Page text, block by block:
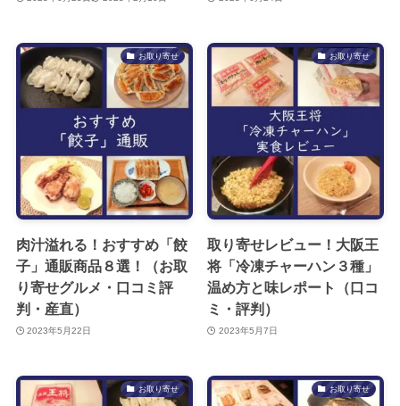
お取り寄せ
肉汁溢れる！おすすめ「餃
子」通販商品８選！（お取
り寄せグルメ・口コミ評
判・産直）
2023年5月22日
お取り寄せ
取り寄せレビュー！大阪王
将「冷凍チャーハン３種」
温め方と味レポート（口コ
ミ・評判）
2023年5月7日
お取り寄せ お取り寄せ